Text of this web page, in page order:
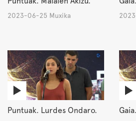
2023-06-25 Muxika
Puntuak. Lurdes Ondaro.